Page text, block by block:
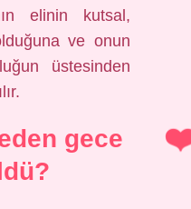
elinin kutsal,
ve onun
üstesinden
gece